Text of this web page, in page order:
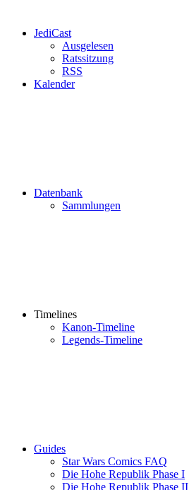
JediCast
Ausgelesen
Ratssitzung
RSS
Kalender
Datenbank
Sammlungen
Timelines
Kanon-Timeline
Legends-Timeline
Guides
Star Wars Comics FAQ
Die Hohe Republik Phase I
Die Hohe Republik Phase II